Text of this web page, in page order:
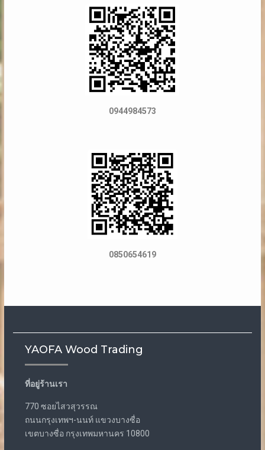
0944984573
0850654619
YAOFA Wood Trading
ที่อยู่ร้านเรา
770 ซอยไสวสุวรรณ
ถนนกรุงเทพฯ-นนท์ แขวงบางซื่อ
เขตบางซื่อ กรุงเทพมหานคร 10800